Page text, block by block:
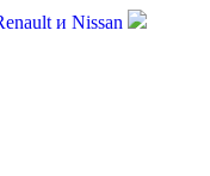
и Nissan